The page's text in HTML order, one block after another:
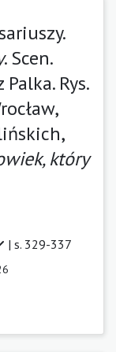
. Scen.
Rys.
który
| s. 329-337